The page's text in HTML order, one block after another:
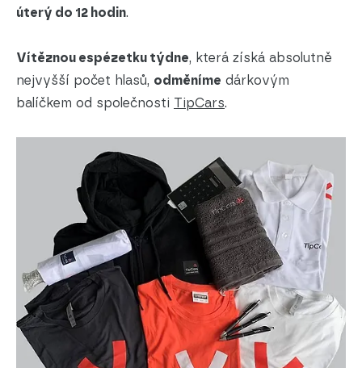
úterý do 12 hodin.
Vítěznou espézetku týdne, která získá absolutně
nejvyšší počet hlasů, odměníme dárkovým
balíčkem od společnosti TipCars.